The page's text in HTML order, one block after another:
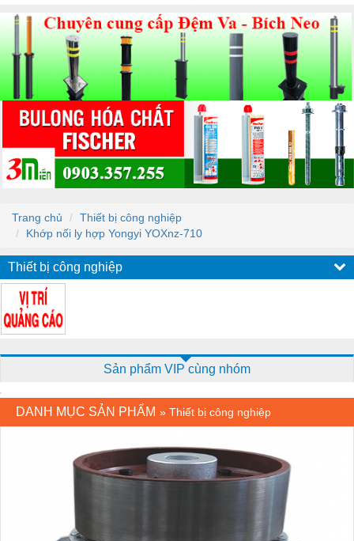
Trang chủ
Thiết bị công nghiệp
Khớp nối ly hợp Yongyi YOXnz-710
Thiết bị công nghiệp
Sản phẩm VIP cùng nhóm
DANH MỤC SẢN PHẨM » Thiết bị công nghiệp